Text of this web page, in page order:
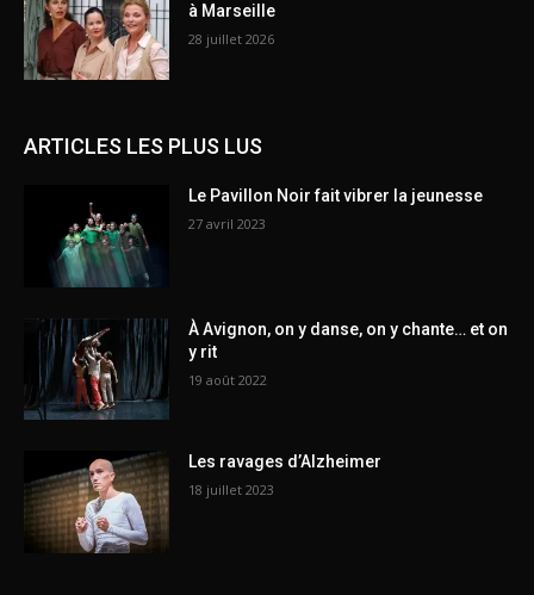
à Marseille
28 juillet 2026
ARTICLES LES PLUS LUS
Le Pavillon Noir fait vibrer la jeunesse
27 avril 2023
À Avignon, on y danse, on y chante… et on
y rit
19 août 2022
Les ravages d’Alzheimer
18 juillet 2023